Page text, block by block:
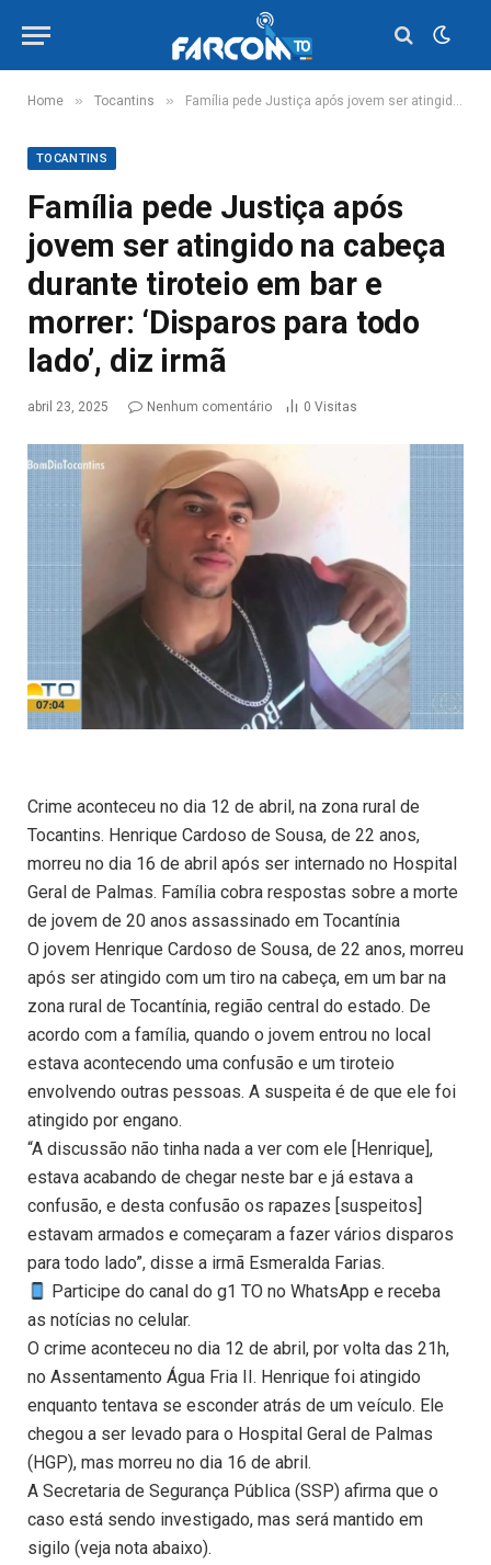
Home » Tocantins » Família pede Justiça após jovem ser atingido na cabeça durante tiroteio em bar e morrer: ‘Disparos para todo lado’, diz irmã
TOCANTINS
Família pede Justiça após
jovem ser atingido na cabeça
durante tiroteio em bar e
morrer: ‘Disparos para todo
lado’, diz irmã
abril 23, 2025 Nenhum comentário 0 Visitas
Crime aconteceu no dia 12 de abril, na zona rural de
Tocantins. Henrique Cardoso de Sousa, de 22 anos,
morreu no dia 16 de abril após ser internado no Hospital
Geral de Palmas. Família cobra respostas sobre a morte
de jovem de 20 anos assassinado em Tocantínia
O jovem Henrique Cardoso de Sousa, de 22 anos, morreu
após ser atingido com um tiro na cabeça, em um bar na
zona rural de Tocantínia, região central do estado. De
acordo com a família, quando o jovem entrou no local
estava acontecendo uma confusão e um tiroteio
envolvendo outras pessoas. A suspeita é de que ele foi
atingido por engano.
“A discussão não tinha nada a ver com ele [Henrique],
estava acabando de chegar neste bar e já estava a
confusão, e desta confusão os rapazes [suspeitos]
estavam armados e começaram a fazer vários disparos
para todo lado”, disse a irmã Esmeralda Farias.
Participe do canal do g1 TO no WhatsApp e receba
as notícias no celular.
O crime aconteceu no dia 12 de abril, por volta das 21h,
no Assentamento Água Fria II. Henrique foi atingido
enquanto tentava se esconder atrás de um veículo. Ele
chegou a ser levado para o Hospital Geral de Palmas
(HGP), mas morreu no dia 16 de abril.
A Secretaria de Segurança Pública (SSP) afirma que o
caso está sendo investigado, mas será mantido em
sigilo (veja nota abaixo).